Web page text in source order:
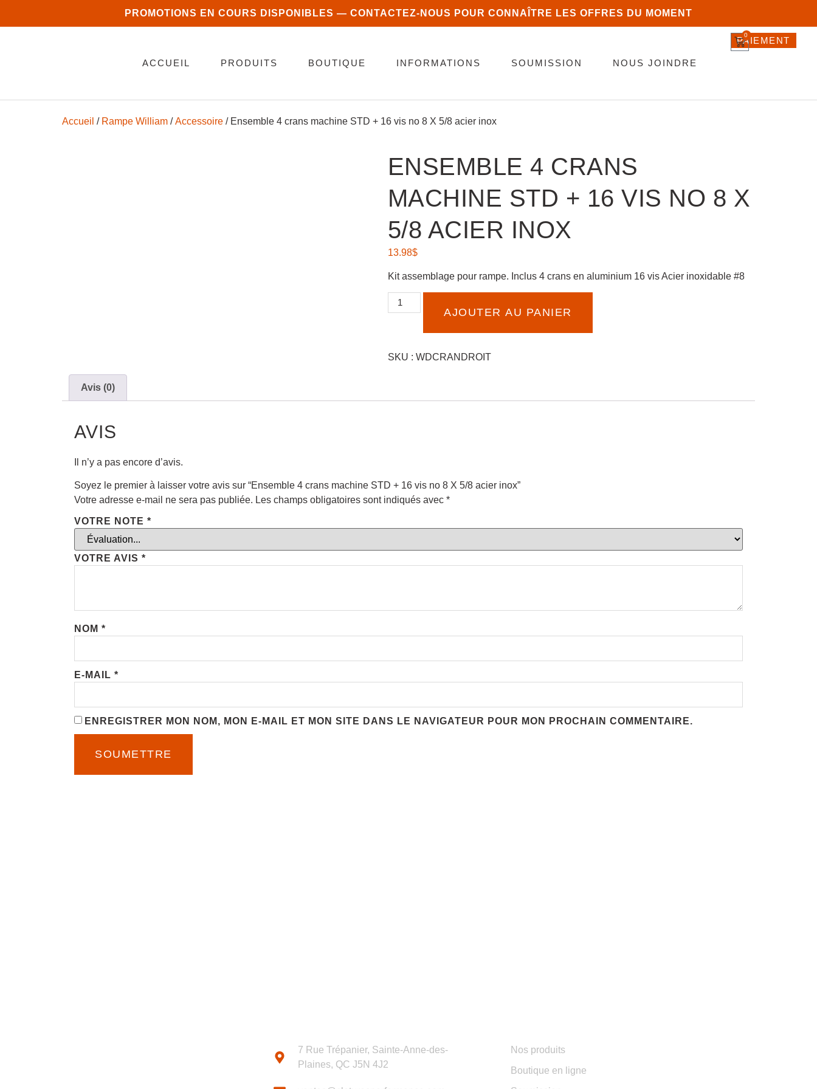
PROMOTIONS EN COURS DISPONIBLES — CONTACTEZ-NOUS POUR CONNAÎTRE LES OFFRES DU MOMENT
ACCUEIL PRODUITS BOUTIQUE INFORMATIONS SOUMISSION NOUS JOINDRE
PAIEMENT
0
Accueil / Rampe William /Accessoire / Ensemble 4 crans machine STD + 16 vis no 8 X 5/8 acier inox
ENSEMBLE 4 CRANS
MACHINE STD + 16 VIS NO 8 X
5/8 ACIER INOX
13.98$
Kit assemblage pour rampe. Inclus 4 crans en aluminium 16 vis Acier inoxidable #8
AJOUTER AU PANIER
SKU : WDCRANDROIT
Avis (0)
AVIS
Il n’y a pas encore d’avis.
Soyez le premier à laisser votre avis sur “Ensemble 4 crans machine STD + 16 vis no 8 X 5/8 acier inox”
Votre adresse e-mail ne sera pas publiée. Les champs obligatoires sont indiqués avec *
VOTRE NOTE *
VOTRE AVIS *
NOM *
E-MAIL *
ENREGISTRER MON NOM, MON E-MAIL ET MON SITE DANS LE NAVIGATEUR POUR MON PROCHAIN COMMENTAIRE.
7 Rue Trépanier, Sainte-Anne-des-
Plaines, QC J5N 4J2
Nos produits
Boutique en ligne